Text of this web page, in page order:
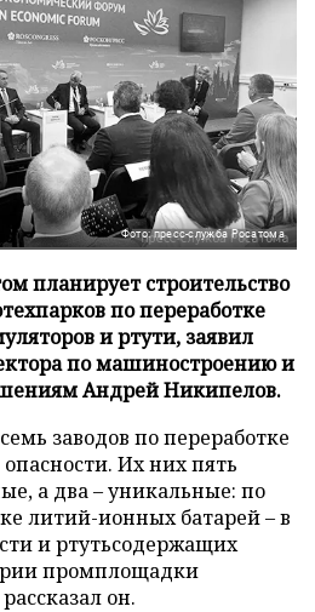
Фото: пресс-служба Росатома
планирует строительство
по переработке
и ртути, заявил
по машиностроению и
Андрей Никипелов.
заводов по переработке
Их них пять
а два – уникальные: по
литий-ионных батарей – в
и ртутьсодержащих
промплощадки
он.